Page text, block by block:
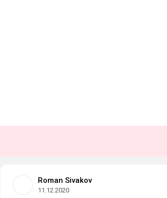
Roman Sivakov
11.12.2020